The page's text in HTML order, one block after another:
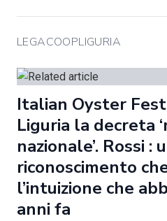
LEGACOOPLIGURIA
Italian Oyster
Liguria la decreta
nazionale’. Rossi :
riconoscimento
l’intuizione che
anni fa